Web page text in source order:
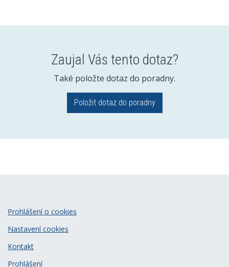
Zaujal Vás tento dotaz?
Také položte dotaz do poradny.
Položit dotaz do poradny
Prohlášení o cookies
Nastavení cookies
Kontakt
Prohlášení